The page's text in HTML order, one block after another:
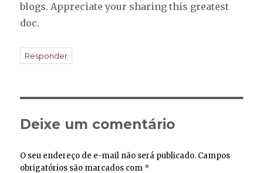
blogs. Appreciate your sharing this greatest
doc.
Responder
Deixe um comentário
O seu endereço de e-mail não será publicado. Campos
obrigatórios são marcados com *